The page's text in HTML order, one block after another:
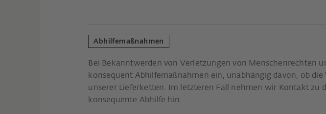
Abhilfemaßnahmen
Bei Bekanntwerden von Verletzungen von Menschenrechten
konsequent Abhilfemaßnahmen ein, unabhängig davon, ob
unserer Lieferketten. Im letzteren Fall nehmen wir Kontakt zu
konsequente Abhilfe hin.